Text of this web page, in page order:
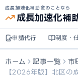
成長加速化補助金のことなら
成長加速化補
申請代行 制度・
ホーム 記事一覧
市
【2026年版】北区の